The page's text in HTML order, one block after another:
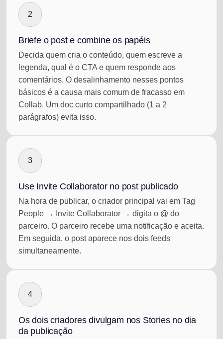
2
Briefe o post e combine os papéis
Decida quem cria o conteúdo, quem escreve a
legenda, qual é o CTA e quem responde aos
comentários. O desalinhamento nesses pontos
básicos é a causa mais comum de fracasso em
Collab. Um doc curto compartilhado (1 a 2
parágrafos) evita isso.
3
Use Invite Collaborator no post publicado
Na hora de publicar, o criador principal vai em Tag
People → Invite Collaborator → digita o @ do
parceiro. O parceiro recebe uma notificação e aceita.
Em seguida, o post aparece nos dois feeds
simultaneamente.
4
Os dois criadores divulgam nos Stories no dia
da publicação